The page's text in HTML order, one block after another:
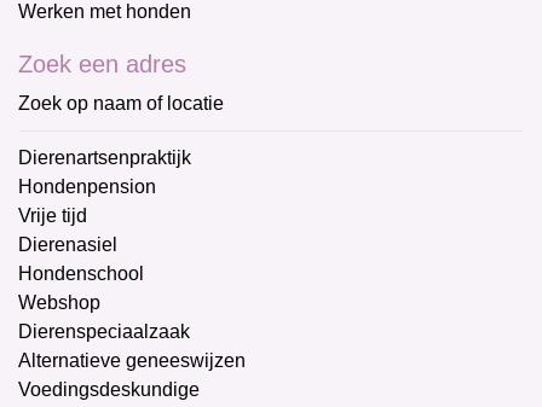
Werken met honden
Zoek een adres
Zoek op naam of locatie
Dierenartsenpraktijk
Hondenpension
Vrije tijd
Dierenasiel
Hondenschool
Webshop
Dierenspeciaalzaak
Alternatieve geneeswijzen
Voedingsdeskundige